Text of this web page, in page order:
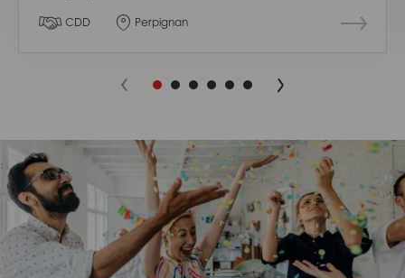
CDD Perpignan